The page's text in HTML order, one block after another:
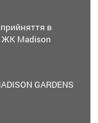
в
ЖК Madison
GARDENS